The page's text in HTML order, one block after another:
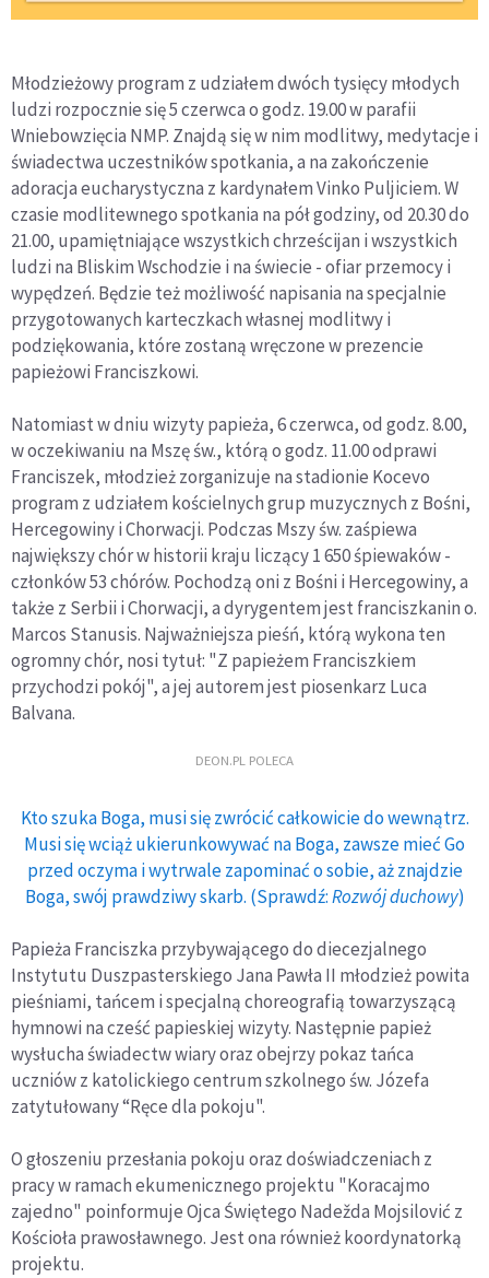
Młodzieżowy program z udziałem dwóch tysięcy młodych
ludzi rozpocznie się 5 czerwca o godz. 19.00 w parafii
Wniebowzięcia NMP. Znajdą się w nim modlitwy, medytacje i
świadectwa uczestników spotkania, a na zakończenie
adoracja eucharystyczna z kardynałem Vinko Puljiciem. W
czasie modlitewnego spotkania na pół godziny, od 20.30 do
21.00, upamiętniające wszystkich chrześcijan i wszystkich
ludzi na Bliskim Wschodzie i na świecie - ofiar przemocy i
wypędzeń. Będzie też możliwość napisania na specjalnie
przygotowanych karteczkach własnej modlitwy i
podziękowania, które zostaną wręczone w prezencie
papieżowi Franciszkowi.
Natomiast w dniu wizyty papieża, 6 czerwca, od godz. 8.00,
w oczekiwaniu na Mszę św., którą o godz. 11.00 odprawi
Franciszek, młodzież zorganizuje na stadionie Kocevo
program z udziałem kościelnych grup muzycznych z Bośni,
Hercegowiny i Chorwacji. Podczas Mszy św. zaśpiewa
największy chór w historii kraju liczący 1 650 śpiewaków -
członków 53 chórów. Pochodzą oni z Bośni i Hercegowiny, a
także z Serbii i Chorwacji, a dyrygentem jest franciszkanin o.
Marcos Stanusis. Najważniejsza pieśń, którą wykona ten
ogromny chór, nosi tytuł: "Z papieżem Franciszkiem
przychodzi pokój", a jej autorem jest piosenkarz Luca
Balvana.
DEON.PL POLECA
Kto szuka Boga, musi się zwrócić całkowicie do wewnątrz.
Musi się wciąż ukierunkowywać na Boga, zawsze mieć Go
przed oczyma i wytrwale zapominać o sobie, aż znajdzie
Boga, swój prawdziwy skarb. (Sprawdź:Rozwój duchowy)
Papieża Franciszka przybywającego do diecezjalnego
Instytutu Duszpasterskiego Jana Pawła II młodzież powita
pieśniami, tańcem i specjalną choreografią towarzyszącą
hymnowi na cześć papieskiej wizyty. Następnie papież
wysłucha świadectw wiary oraz obejrzy pokaz tańca
uczniów z katolickiego centrum szkolnego św. Józefa
zatytułowany “Ręce dla pokoju".
O głoszeniu przesłania pokoju oraz doświadczeniach z
pracy w ramach ekumenicznego projektu "Koracajmo
zajedno" poinformuje Ojca Świętego Nadežda Mojsilović z
Kościoła prawosławnego. Jest ona również koordynatorką
projektu.